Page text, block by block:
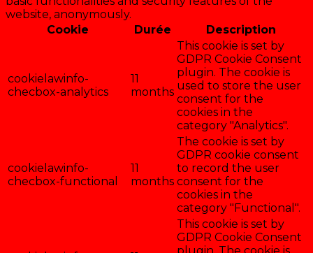
website, anonymously.
Cookie
Durée Description
cookielawinfo-
checbox-analytics
11
months
This cookie is set by
GDPR Cookie Consent
plugin. The cookie is
used to store the user
consent for the
cookies in the
category "Analytics".
cookielawinfo-
checbox-functional
11
months
The cookie is set by
GDPR cookie consent
to record the user
consent for the
cookies in the
category "Functional".
This cookie is set by
GDPR Cookie Consent